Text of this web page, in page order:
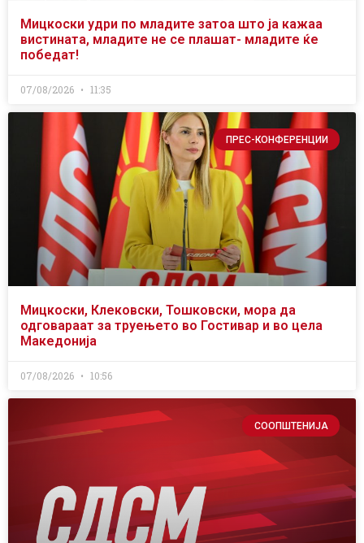
Мицкоски удри по младите затоа што ја кажаа
вистината, младите не се плашат- младите ќе
победат!
07/08/2026 11:35
ПРЕС-КОНФЕРЕНЦИИ
Мицкоски, Клековски, Тошковски, мора да
одговараат за труењето во Гостивар и во цела
Македонија
07/08/2026 10:56
СООПШТЕНИЈА